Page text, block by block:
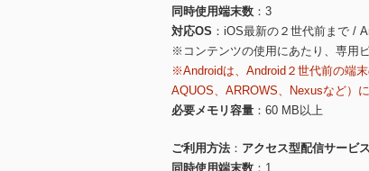
同時使用端末数
3
対応OS
iOS最新の２世代前まで /
※コンテンツの使用にあたり、専用
※Androidは、Android２世代前の端
AQUOS、ARROWS、Nexusなど）
必要メモリ容量
60 MB以上
ご利用方法
アクセス型配信サービ
同時使用端末数
1